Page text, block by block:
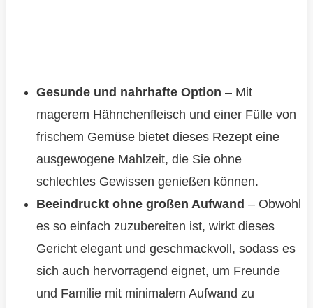
Gesunde und nahrhafte Option – Mit
magerem Hähnchenfleisch und einer Fülle von
frischem Gemüse bietet dieses Rezept eine
ausgewogene Mahlzeit, die Sie ohne
schlechtes Gewissen genießen können.
Beeindruckt ohne großen Aufwand – Obwohl
es so einfach zuzubereiten ist, wirkt dieses
Gericht elegant und geschmackvoll, sodass es
sich auch hervorragend eignet, um Freunde
und Familie mit minimalem Aufwand zu